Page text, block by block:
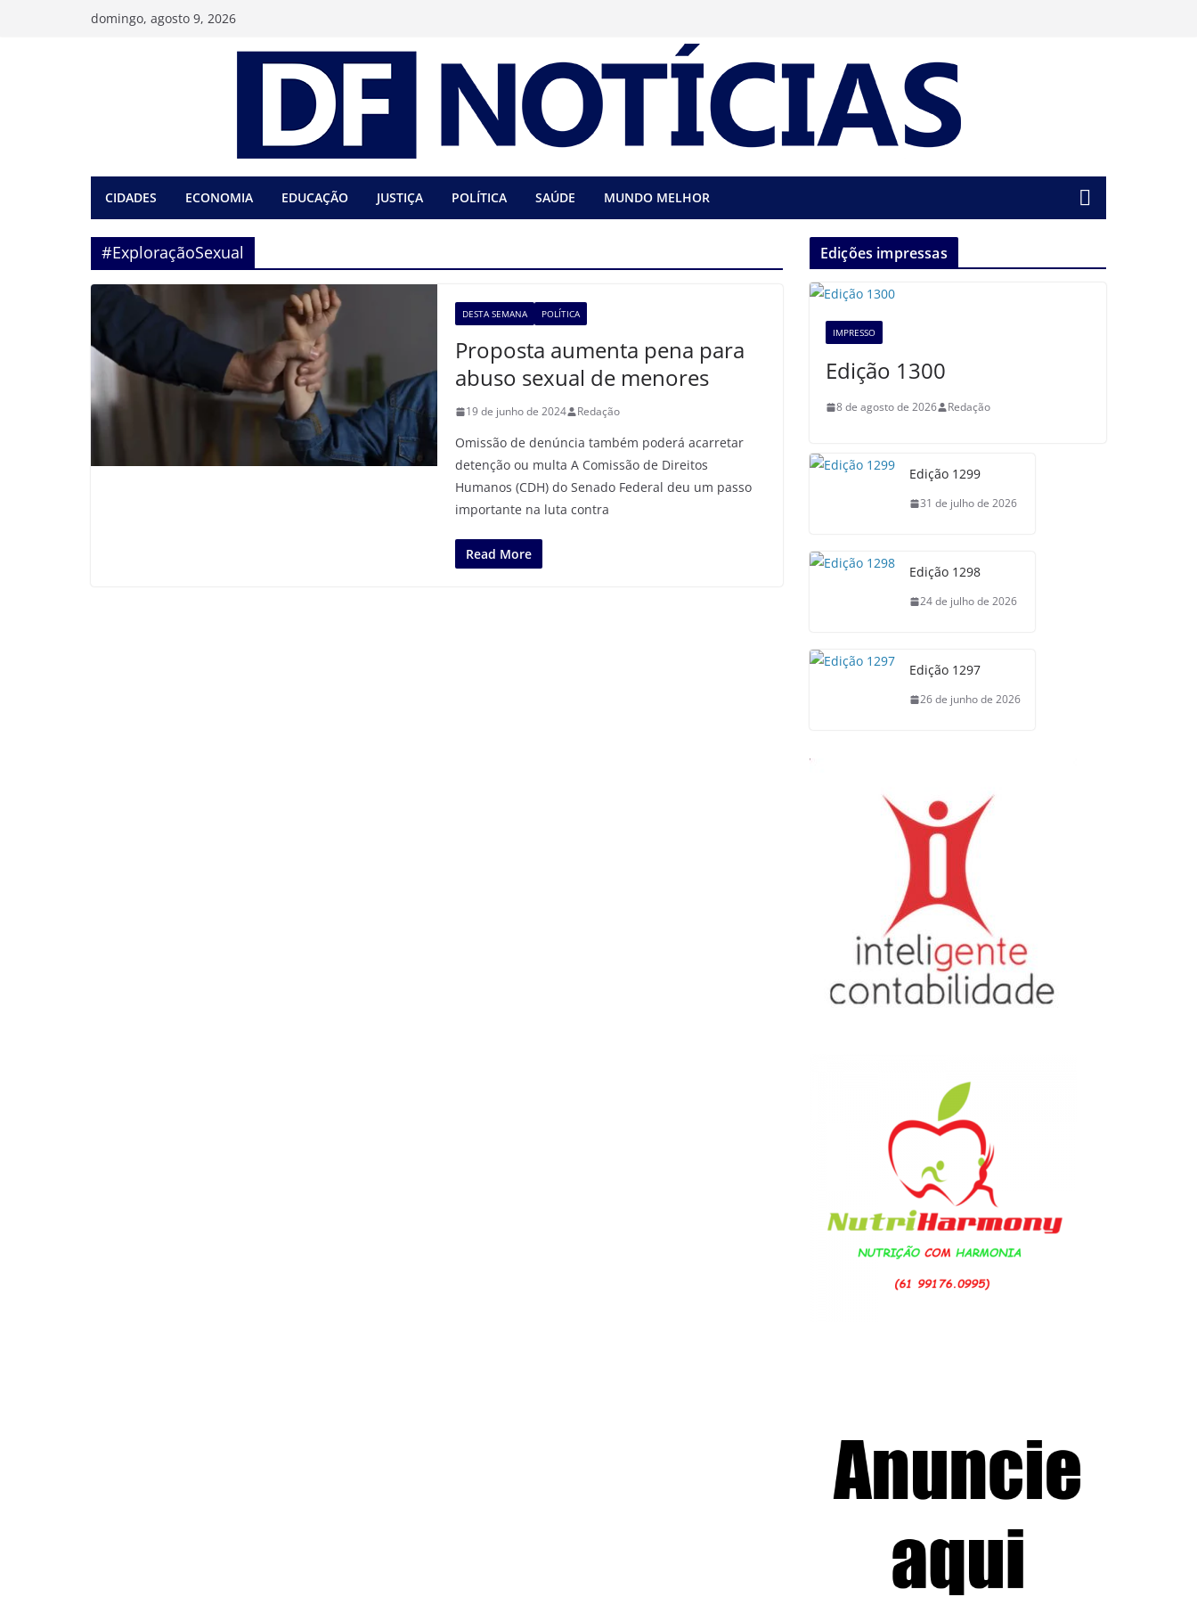
domingo, agosto 9, 2026
CIDADES ECONOMIA EDUCAÇÃO JUSTIÇA POLÍTICA SAÚDE MUNDO MELHOR
#ExploraçãoSexual
DESTA SEMANA POLÍTICA
Proposta aumenta pena para
abuso sexual de menores
19 de junho de 2024 Redação
Omissão de denúncia também poderá acarretar
detenção ou multa A Comissão de Direitos
Humanos (CDH) do Senado Federal deu um passo
importante na luta contra
Read More
Edições impressas
IMPRESSO
Edição 1300
8 de agosto de 2026 Redação
Edição 1299
31 de julho de 2026
Edição 1298
24 de julho de 2026
Edição 1297
26 de junho de 2026